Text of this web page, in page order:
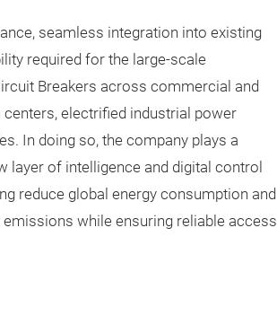
seamless integration into existing
required for the large-scale
Breakers across commercial and
centers, electrified industrial power
In doing so, the company plays a
layer of intelligence and digital control
reduce global energy consumption and
while ensuring reliable access